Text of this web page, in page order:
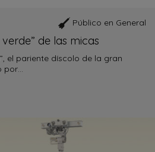
Público en General
de las micas
el pariente díscolo de la gran